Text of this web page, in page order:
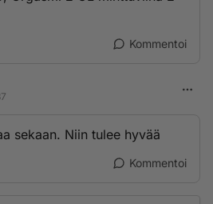
Kommentoi
sekaan. Niin tulee hyvää
Kommentoi